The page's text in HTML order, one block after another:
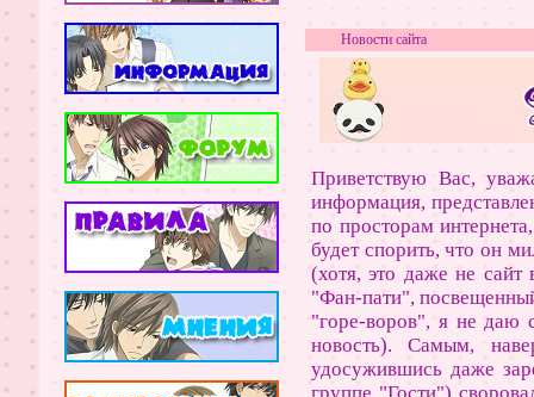
Новости сайта
Приветствую Вас,
информация,
по просторам
будет спорить, что он
(хотя, это даже не сайт
"Фан-пати",
"горе-воров", я не даю
новость). Самым,
удосужившись даже